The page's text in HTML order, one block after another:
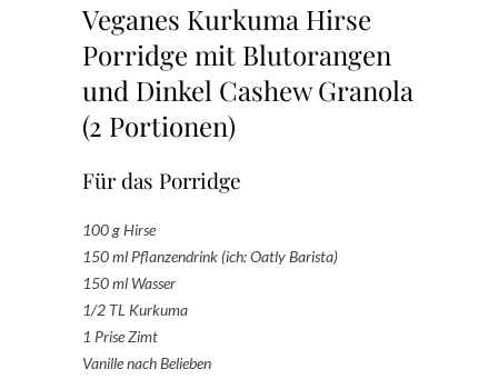
Veganes Kurkuma Hirse
Porridge mit Blutorangen
und Dinkel Cashew Granola
(2 Portionen)
Für das Porridge
100 g Hirse
150 ml Pflanzendrink (ich: Oatly Barista)
150 ml Wasser
1/2 TL Kurkuma
1 Prise Zimt
Vanille nach Belieben